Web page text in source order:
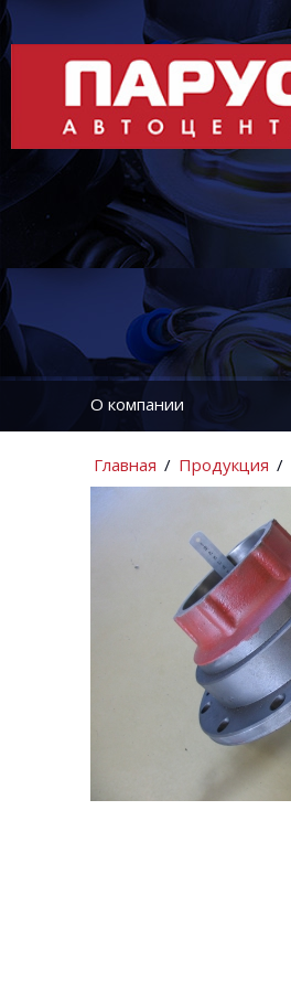
О компании
Главная / Продукция /